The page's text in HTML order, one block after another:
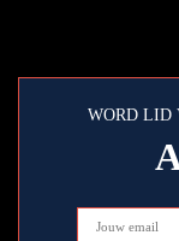
WORD LID